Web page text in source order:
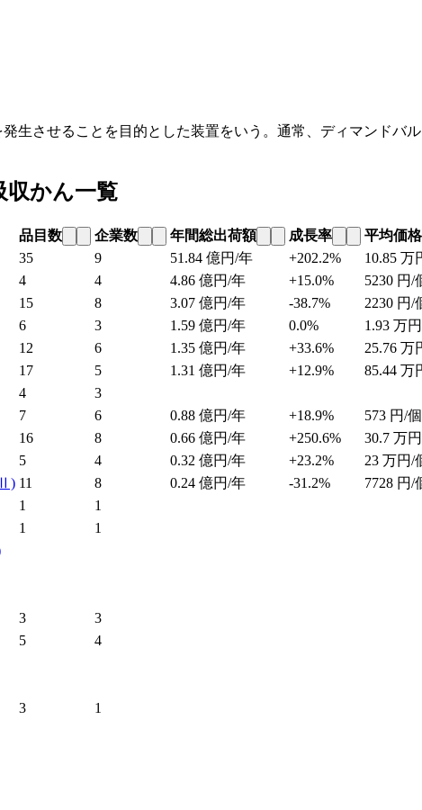
生させることを目的とした装置をいう。通常、ディマンドバ
収かん一覧
品目数 企業数 年間総出荷額 成長率 平均価格
35 9 51.84 億円/年 +202.2% 10.85 万
4 4 4.86 億円/年 +15.0% 5230 円/
15 8 3.07 億円/年 -38.7% 2230 円/
6 3 1.59 億円/年 0.0% 1.93 万
12 6 1.35 億円/年 +33.6% 25.76 万
17 5 1.31 億円/年 +12.9% 85.44 万
4
3
7 6 0.88 億円/年 +18.9% 573 円/個
16 8 0.66 億円/年 +250.6% 30.7 万
5 4 0.32 億円/年 +23.2% 23 万円/
11 8 0.24 億円/年 -31.2% 7728 円/
1
1
1
1
3
3
5
4
3
1